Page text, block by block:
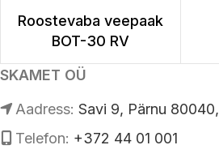
Roostevaba veepaak
BOT-30 RV
SKAMET OÜ
Аadress: Savi 9, Pärnu
Telefon: +372 44 01 001